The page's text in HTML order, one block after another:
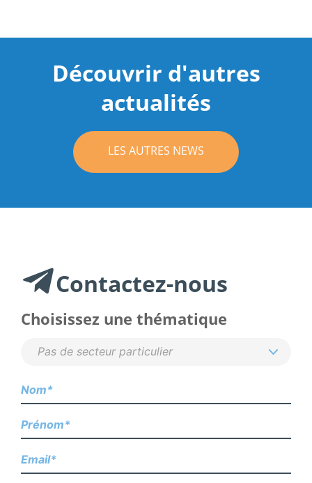
Découvrir d'autres
actualités
LES AUTRES NEWS
Contactez-nous
Choisissez une thématique